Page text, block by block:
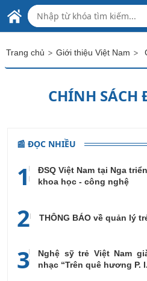
Skip to Main Content
ĐẠI SỨ QUÁN VIỆT NAM
TẠI LIÊN BANG NGA
Trang chủ > Giới thiệu Việt Nam >
CHÍNH SÁCH
📰 ĐỌC NHIỀU
1
ĐSQ Việt Nam tại Nga
khoa học - công nghệ
2 THÔNG BÁO về quản lý
3
Nghệ sỹ trẻ Việt Nam
nhạc “Trên quê hương P.